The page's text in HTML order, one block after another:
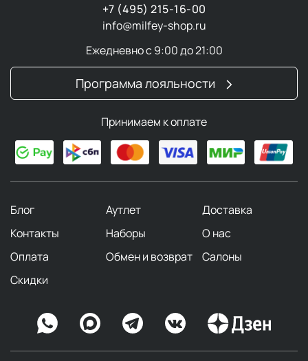
+7 (495) 215-16-00
info@milfey-shop.ru
Ежедневно с 9:00 до 21:00
Программа лояльности
Принимаем к оплате
Блог Аутлет
Доставка
Контакты
Наборы
О нас
Оплата
Обмен и возврат
Салоны
Скидки